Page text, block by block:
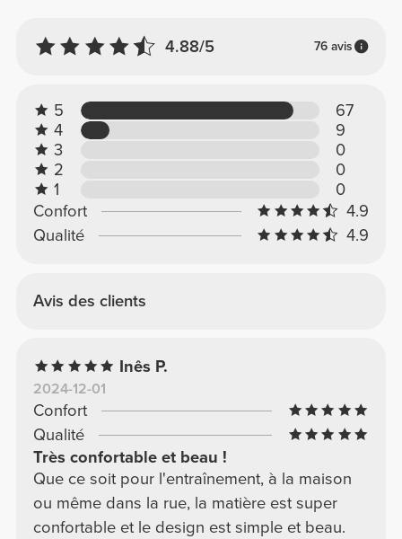
4.88/5 76 avis
5
67
4
9
3
0
2
0
1
0
Confort
4.9
Qualité
4.9
Avis des clients
Inês P.
2024-12-01
Confort
Qualité
Très confortable et beau !
Que ce soit pour l'entraînement, à la maison
ou même dans la rue, la matière est super
confortable et le design est simple et beau.